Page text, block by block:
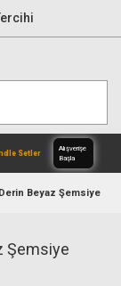
Alışverişe
Beyaz Şemsiye
Şemsiye